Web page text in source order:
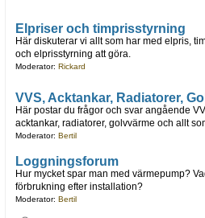
Elpriser och timprisstyrning
Här diskuterar vi allt som har med elpris,
och elprisstyrning att göra.
Moderator: Rickard
VVS, Acktankar, Radiatorer,
Här postar du frågor och svar angående
acktankar, radiatorer, golvvärme och allt
Moderator: Bertil
Loggningsforum
Hur mycket spar man med värmepump?
förbrukning efter installation?
Moderator: Bertil